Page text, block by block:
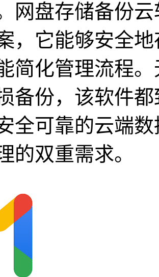
网盘存储备份
，它能够安全
简化管理流程
备份，该软件
全可靠的云端
的双重需求。